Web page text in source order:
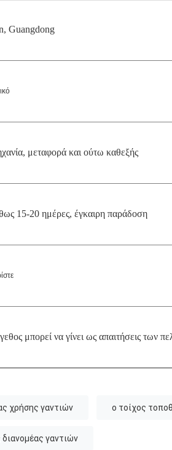
Guangdong
μεταφορά και ούτω καθεξής
15-20 ημέρες, έγκαιρη παράδοση
μπορεί να γίνει ως απαιτήσεις των
χρήσης γαντιών ο τοίχος
διανομέας γαντιών